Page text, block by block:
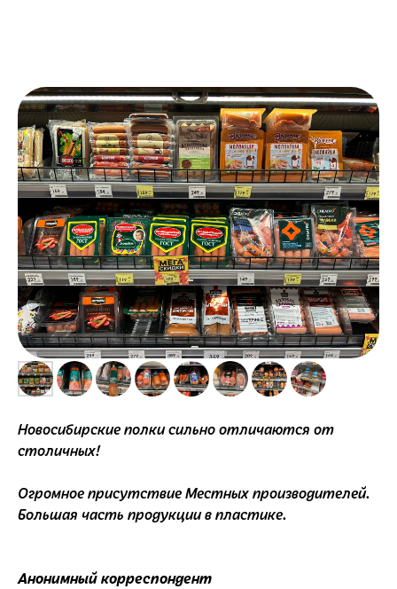
Новосибирские полки сильно отличаются от
столичных!
Огромное присутствие Местных производителей.
Большая часть продукции в пластике.
Анонимный корреспондент